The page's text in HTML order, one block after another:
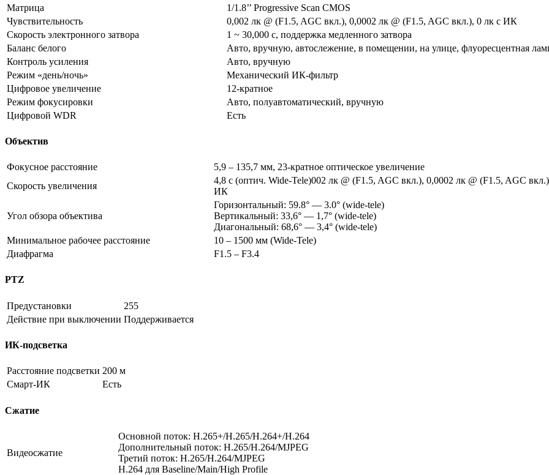
Матрица
1/1.8’’ Progressive Scan CMOS
Чувствительность
0,002 лк @ (F1.5, AGC вкл.), 0,0002 лк @ (F1.5, AGC вкл.), 0 лк с ИК
Скорость электронного затвора
1 ~ 30,000 с, поддержка медленного затвора
Баланс белого
Авто, вручную, автослежение, в помещении, на улице, флуоресцентная
Контроль усиления
Авто, вручную
Режим «день/ночь»
Механический ИК-фильтр
Цифровое увеличение
12-кратное
Режим фокусировки
Авто, полуавтоматический, вручную
Цифровой WDR
Есть
Объектив
Фокусное расстояние
5,9 – 135,7 мм, 23-кратное оптическое увеличение
Скорость увеличения
4,8 с (оптич. Wide-Tele)002 лк @ (F1.5, AGC вкл.), 0,0002 лк @ (F1.5, AGC
ИК
Угол обзора объектива
Горизонтальный: 59.8° — 3.0° (wide-tele)
Вертикальный: 33,6° — 1,7° (wide-tele)
Диагональный: 68,6° — 3,4° (wide-tele)
Минимальное рабочее расстояние
10 – 1500 мм (Wide-Tele)
Диафрагма
F1.5 – F3.4
PTZ
Предустановки
255
Действие при выключении Поддерживается
ИК-подсветка
Расстояние подсветки 200 м
Смарт-ИК
Есть
Сжатие
Видеосжатие
Основной поток: H.265+/H.265/H.264+/H.264
Дополнительный поток: H.265/H.264/MJPEG
Третий поток: H.265/H.264/MJPEG
H.264 для Baseline/Main/High Profile